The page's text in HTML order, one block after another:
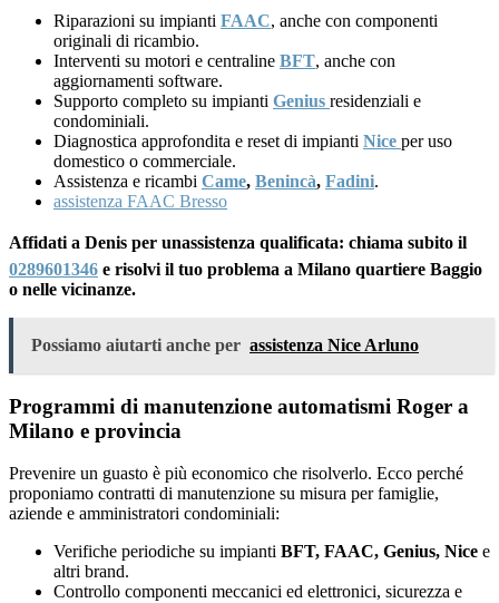
Riparazioni su impianti FAAC, anche con componenti
originali di ricambio.
Interventi su motori e centraline BFT, anche con
aggiornamenti software.
Supporto completo su impianti Genius residenziali e
condominiali.
Diagnostica approfondita e reset di impianti Nice per uso
domestico o commerciale.
Assistenza e ricambi Came, Benincà, Fadini.
assistenza FAAC Bresso
Affidati a Denis per unassistenza qualificata: chiama subito il
0289601346 e risolvi il tuo problema a Milano quartiere Baggio
o nelle vicinanze.
Possiamo aiutarti anche per assistenza Nice Arluno
Programmi di manutenzione automatismi Roger a
Milano e provincia
Prevenire un guasto è più economico che risolverlo. Ecco perché
proponiamo contratti di manutenzione su misura per famiglie,
aziende e amministratori condominiali:
Verifiche periodiche su impianti BFT, FAAC, Genius, Nice e
altri brand.
Controllo componenti meccanici ed elettronici, sicurezza e